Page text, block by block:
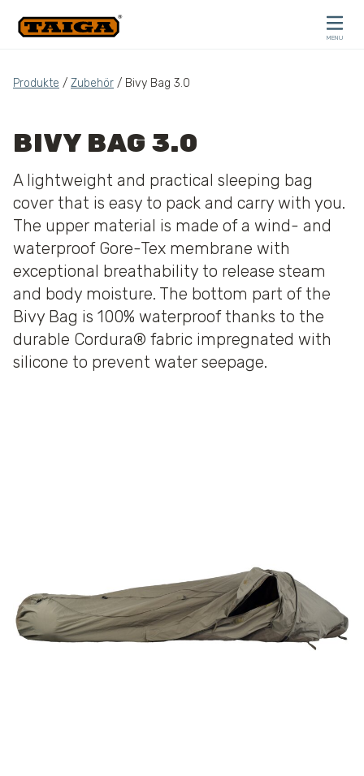
MENU
Produkte / Zubehör / Bivy Bag 3.0
BIVY BAG 3.0
A lightweight and practical sleeping bag
cover that is easy to pack and carry with you.
The upper material is made of a wind- and
waterproof Gore-Tex membrane with
exceptional breathability to release steam
and body moisture. The bottom part of the
Bivy Bag is 100% waterproof thanks to the
durable Cordura® fabric impregnated with
silicone to prevent water seepage.